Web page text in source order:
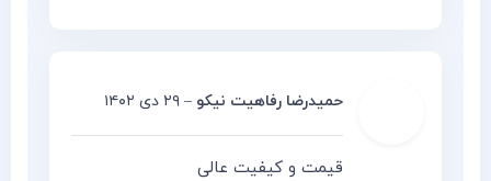
حمیدرضا رفاهیت نیکو – ۲۹ دی ۱۴۰۲
قیمت و کیفیت عالی